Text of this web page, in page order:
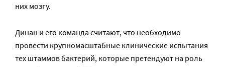
них мозгу.
Динан и его команда считают, что необходимо
провести крупномасштабные клинические испытания
тех штаммов бактерий, которые претендуют на роль